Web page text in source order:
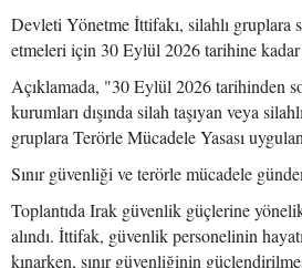
Devleti Yönetme İttifakı, silahlı gruplara
etmeleri için 30 Eylül 2026 tarihine kadar
Açıklamada, "30 Eylül 2026 tarihinden
kurumları dışında silah taşıyan veya
gruplara Terörle Mücadele Yasası
Sınır güvenliği ve terörle mücadele
Toplantıda Irak güvenlik güçlerine
alındı. İttifak, güvenlik personelinin
kınarken, sınır güvenliğinin